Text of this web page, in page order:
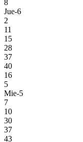
8
Jue-6
2
11
15
28
37
40
16
5
Mie-5
7
10
30
37
43